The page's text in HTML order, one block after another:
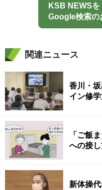
KSB NEWSを
Google検索の
関連ニュース
香川・
イン修学
「ご飯
への接
新体操